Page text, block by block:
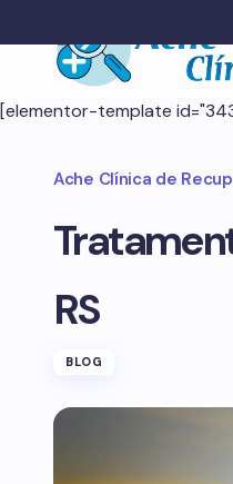
[elementor-template
Ache Clínica de
RS
BLOG